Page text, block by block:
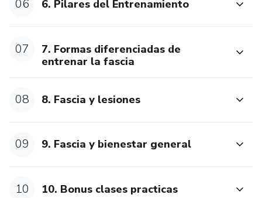
Experiencia en el campo: Keilla Días lleva 10 años
investigando y estudiando como la fascia interfiere en
nuestra postura y movimiento y viceversa. Ha participado
sobre este tema.
materiales del curso en cualquier momento y desde
cualquier lugar, adaptándote a tu propio ritmo.
06 6. ⁠Pilares del Entrenamiento
07
7. ⁠Formas diferenciadas de
entrenar la fascia
08 8. ⁠Fascia y lesiones
09 9. ⁠Fascia y bienestar general
10 10. ⁠Bonus clases practicas